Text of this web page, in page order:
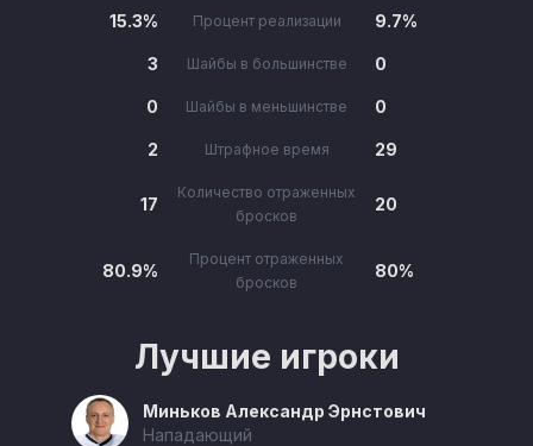
15.3% Процент реализации 9.7%
3 Шайбы в большинстве 0
0 Шайбы в меньшинстве 0
2 Штрафное время 29
17
Количество отраженных
бросков
20
80.9%
Процент отраженных
бросков
80%
Лучшие игроки
Миньков Александр Эрнстович
Нападающий